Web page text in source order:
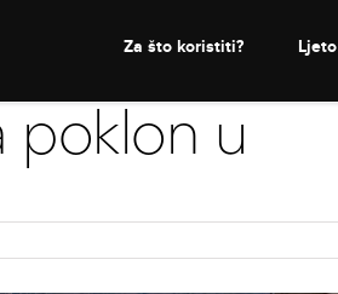
Za što koristiti? Ljeto
poklon u